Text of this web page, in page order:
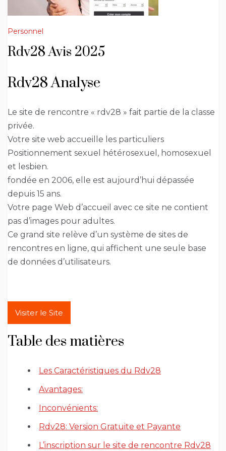
Personnel
Rdv28 Avis 2025
Rdv28 Analyse
Le site de rencontre « rdv28 » fait partie de la classe
privée.
Votre site web accueille les particuliers
Positionnement sexuel hétérosexuel, homosexuel
et lesbien.
fondée en 2006, elle est aujourd’hui dépassée
depuis 15 ans.
Votre page Web d’accueil avec ce site ne contient
pas d’images pour adultes.
Ce grand site relève d’un système de sites de
rencontres en ligne, qui affichent une seule base
de données d’utilisateurs.
Visiter le Site
Table des matières
Les Caractéristiques du Rdv28
Avantages:
Inconvénients:
Rdv28: Version Gratuite et Payante
L’inscription sur le site de rencontre Rdv28